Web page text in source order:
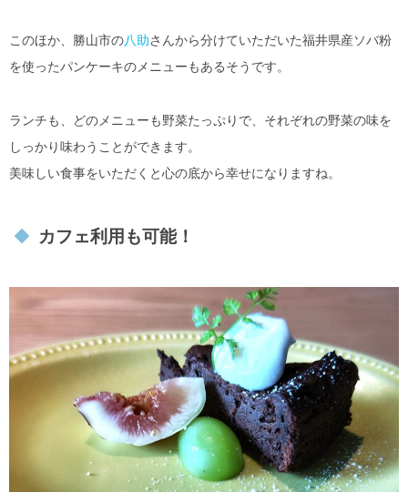
このほか、勝山市の八助さんから分けていただいた福井県産ソバ粉
を使ったパンケーキのメニューもあるそうです。
ランチも、どのメニューも野菜たっぷりで、それぞれの野菜の味を
しっかり味わうことができます。
美味しい食事をいただくと心の底から幸せになりますね。
カフェ利用も可能！